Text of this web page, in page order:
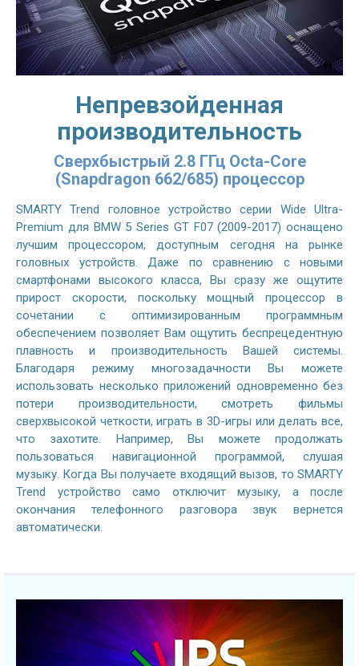
Непревзойденная
производительность
Сверхбыстрый 2.8 ГГц Octa-Core
(Snapdragon 662/685) процессор
SMARTY Trend головное устройство серии Wide Ultra-
Premium для BMW 5 Series GT F07 (2009-2017) оснащено
лучшим процессором, доступным сегодня на рынке
головных устройств. Даже по сравнению с новыми
смартфонами высокого класса, Вы сразу же ощутите
прирост скорости, поскольку мощный процессор в
сочетании с оптимизированным программным
обеспечением позволяет Вам ощутить беспрецедентную
плавность и производительность Вашей системы.
Благодаря режиму многозадачности Вы можете
использовать несколько приложений одновременно без
потери производительности, смотреть фильмы
сверхвысокой четкости, играть в 3D-игры или делать все,
что захотите. Например, Вы можете продолжать
пользоваться навигационной программой, слушая
музыку. Когда Вы получаете входящий вызов, то SMARTY
Trend устройство само отключит музыку, а после
окончания телефонного разговора звук вернется
автоматически.